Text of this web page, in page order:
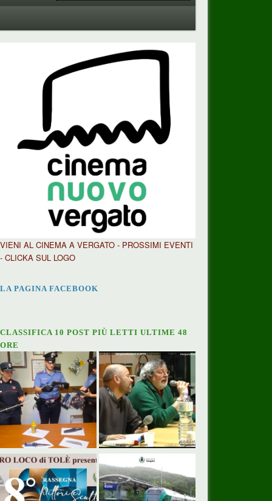
VIENI AL CINEMA A VERGATO - PROSSIMI EVENTI
- CLICKA SUL LOGO
LA PAGINA FACEBOOK
CLASSIFICA 10 POST PIÙ LETTI ULTIME 48
ORE